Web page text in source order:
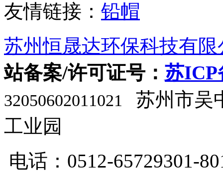
友情链接： 铅帽
苏州恒晟达环保科技有限
站备案/许可证号： 苏ICP
32050602011021 苏州市吴
工业园
电话：0512-65729301-